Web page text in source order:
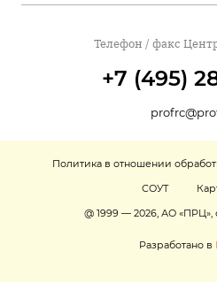
Телефон / факс
+7 (495)
Политика в отношении
СОУТ
@ 1999 — 2026, АО
Разработано в